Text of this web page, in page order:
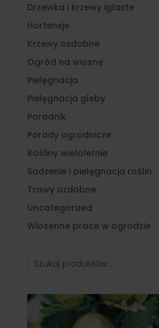
Drzewka i krzewy iglaste
Hortensje
Krzewy ozdobne
Ogród na wiosnę
Pielęgnacja
Pielęgnacja gleby
Poradnik
Porady ogrodnicze
Rośliny wieloletnie
Sadzenie i pielęgnacja roślin
Trawy ozdobne
Uncategorized
Wiosenne prace w ogrodzie